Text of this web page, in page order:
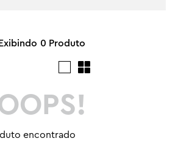
0 Produto
encontrado